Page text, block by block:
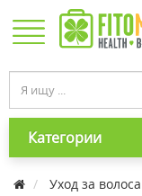
Категории
Уход за